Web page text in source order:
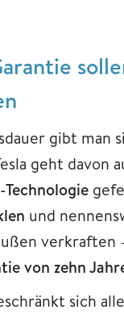
gibt man
geht davon
und
verkraften
von zehn
sich